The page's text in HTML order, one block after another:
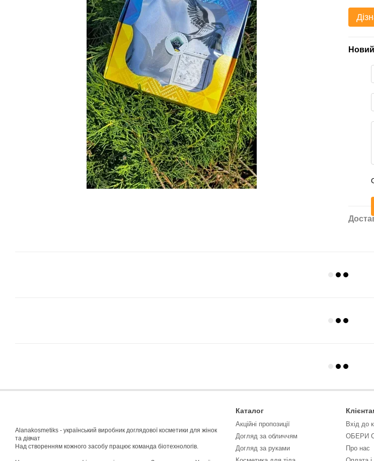
Alanakosmetiks - український виробник доглядової косметики для жінок
та дівчат
Над створенням кожного засобу працює команда біотехнологів.
Каталог
Акційні пропозиції
Догляд за обличчям
Догляд за руками
Вхід до
ОБЕРИ
Про нас